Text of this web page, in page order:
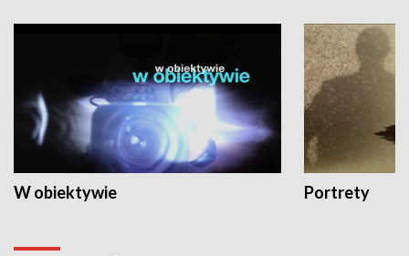
W obiektywie Portrety